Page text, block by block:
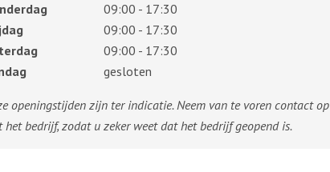
09:00 - 17:30
09:00 - 17:30
09:00 - 17:30
gesloten
openingstijden zijn ter indicatie. Neem van te voren contact op
het bedrijf, zodat u zeker weet dat het bedrijf geopend is.